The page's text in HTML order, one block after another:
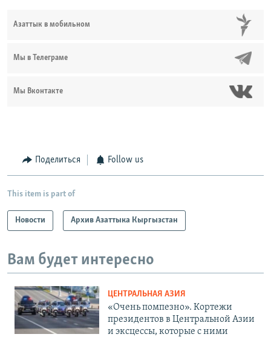
Азаттык в мобильном
Мы в Телеграме
Мы Вконтакте
Поделиться Follow us
This item is part of
Новости Архив Азаттыка Кыргызстан
Вам будет интересно
ЦЕНТРАЛЬНАЯ АЗИЯ
«Очень помпезно». Кортежи
президентов в Центральной Азии
и эксцессы, которые с ними